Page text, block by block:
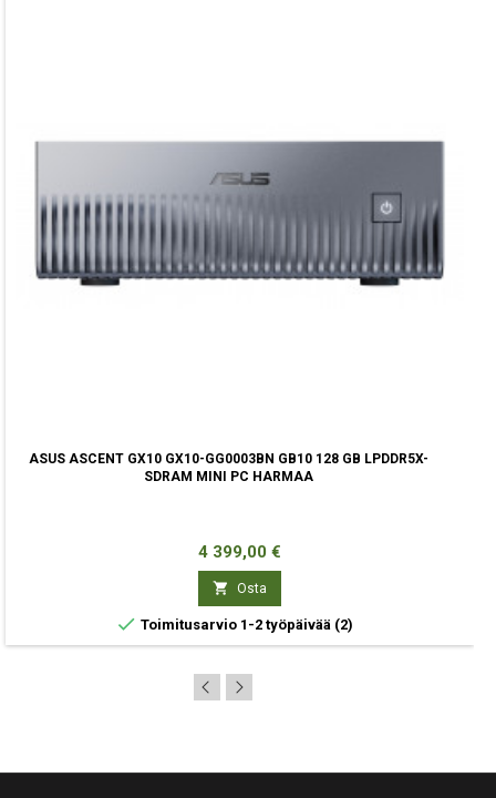
ASUS ASCENT GX10 GX10-GG0003BN GB10 128 GB LPDDR5X-
SDRAM MINI PC HARMAA
Hinta
4 399,00 €
 Osta
 Toimitusarvio 1-2 työpäivää (2)